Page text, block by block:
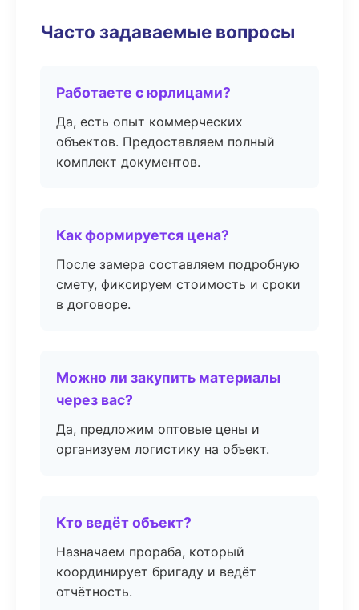
Часто задаваемые вопросы
Работаете с юрлицами?
Да, есть опыт коммерческих
объектов. Предоставляем полный
комплект документов.
Как формируется цена?
После замера составляем подробную
смету, фиксируем стоимость и сроки
в договоре.
Можно ли закупить материалы
через вас?
Да, предложим оптовые цены и
организуем логистику на объект.
Кто ведёт объект?
Назначаем прораба, который
координирует бригаду и ведёт
отчётность.